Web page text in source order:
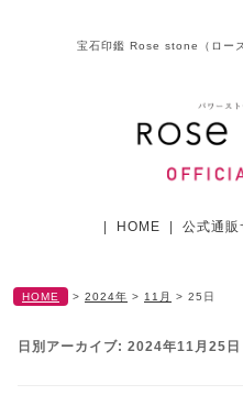
宝石印鑑 Rose stone（ロー
HOME 公式通販
HOME > 2024年 > 11月 > 25日
日別アーカイブ: 2024年11月25日